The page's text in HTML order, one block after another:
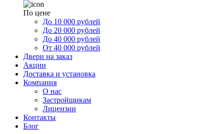
По цене
До 10 000 рублей
До 20 000 рублей
До 40 000 рублей
От 40 000 рублей
Двери на заказ
Акции
Доставка и установка
Компания
О нас
Застройщикам
Лицензии
Контакты
Блог